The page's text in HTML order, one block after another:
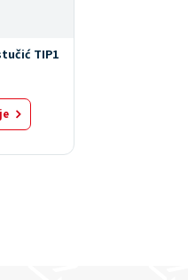
TIP1